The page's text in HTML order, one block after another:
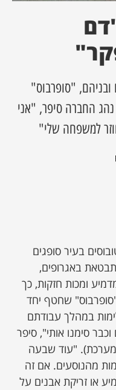
ובניהם, "סופרבוס"
החברה סיפר, "אני
למשפחה שלי"
בעיר סופגים
באגרופים,
ומכות חזקות, כך
שחטף יחד
במהלך עבודתם
סימנו אותי", סיפר
"עוד שבעה
מהנוסעים. אם זה
או זריקת אבנים על